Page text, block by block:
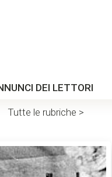
DEI LETTORI
Tutte le rubriche >